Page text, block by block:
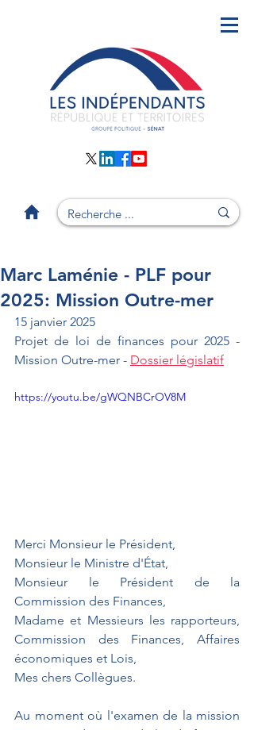
Marc Laménie - PLF pour
2025: Mission Outre-mer
15 janvier 2025
Projet de loi de finances pour 2025 -
Mission Outre-mer - Dossier législatif
https://youtu.be/gWQNBCrOV8M
Merci Monsieur le Président,
Monsieur le Ministre d'État,
Monsieur le Président de la
Commission des Finances,
Madame et Messieurs les rapporteurs,
Commission des Finances, Affaires
économiques et Lois,
Mes chers Collègues.
Au moment où l'examen de la mission